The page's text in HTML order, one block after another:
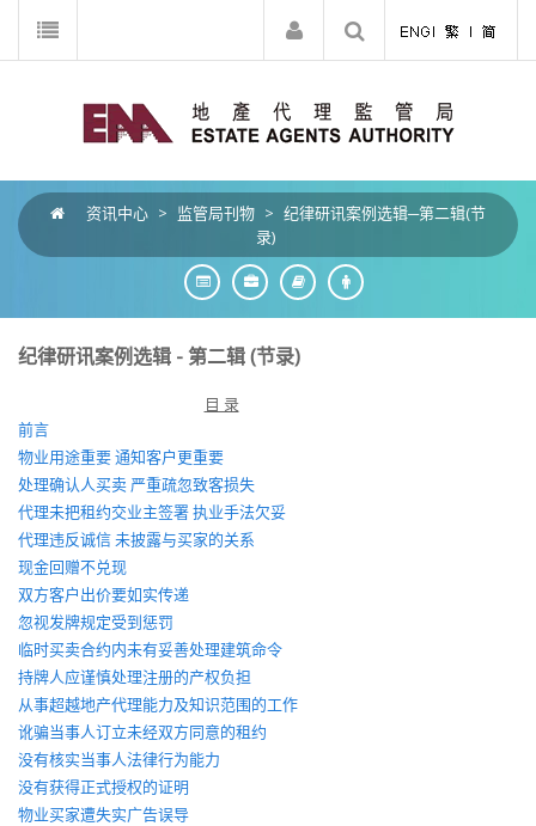
资讯中心 > 监管局刊物 > 纪律研讯案例选辑─第二辑(节
录)
纪律研讯案例选辑 - 第二辑 (节录)
目 录
前言
物业用途重要 通知客户更重要
处理确认人买卖 严重疏忽致客损失
代理未把租约交业主签署 执业手法欠妥
代理违反诚信 未披露与买家的关系
现金回赠不兑现
双方客户出价要如实传递
忽视发牌规定受到惩罚
临时买卖合约内未有妥善处理建筑命令
持牌人应谨慎处理注册的产权负担
从事超越地产代理能力及知识范围的工作
讹骗当事人订立未经双方同意的租约
没有核实当事人法律行为能力
没有获得正式授权的证明
物业买家遭失实广告误导